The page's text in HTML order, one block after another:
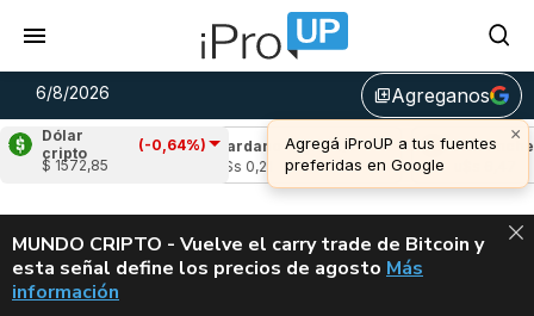
6/8/2026 library_addAgreganos
×
Agregá iProUP a tus fuentes
preferidas en Google
Dólar
cripto
(-0,64%)
$ 1572,85
Cardano (7,93%)
Avalanche
(-
u$s 6,47
ALERTA
MUNDO CRIPTO - Vuelve el carry trade de Bitcoin y
esta señal define los precios de agosto VUELVE EL
Más
información